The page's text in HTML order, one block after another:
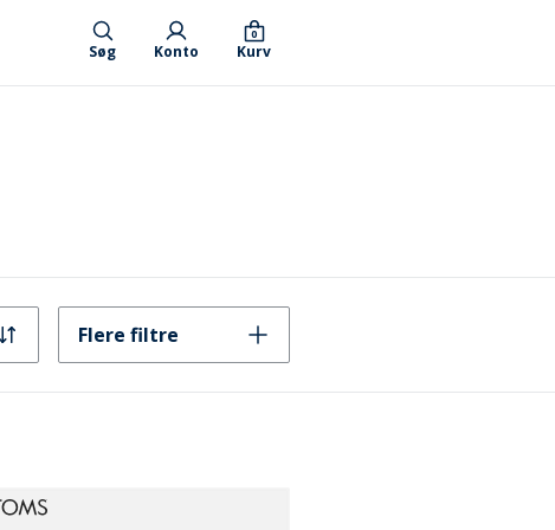
Søg Konto Kurv
0
Flere filtre